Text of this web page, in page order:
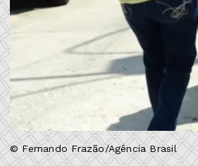
© Fernando Frazão/Agência Brasil